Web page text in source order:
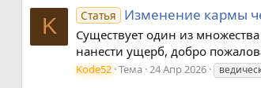
K Статья Изменение кармы
Существует один из
нанести ущерб, добро
Kode52 Тема 24 Апр 2026